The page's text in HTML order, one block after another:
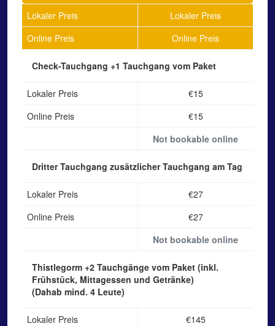
Lokaler Preis
Lokaler Preis
Online Preis
Online Preis
Check-Tauchgang +1 Tauchgang vom Paket
Lokaler Preis
€15
Online Preis
€15
Not bookable online
Dritter Tauchgang zusätzlicher Tauchgang am Tag
Lokaler Preis
€27
Online Preis
€27
Not bookable online
Thistlegorm +2 Tauchgänge vom Paket (inkl.
Frühstück, Mittagessen und Getränke)
(Dahab mind. 4 Leute)
Lokaler Preis
€145